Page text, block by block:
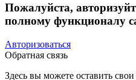
Пожалуйста,
полному функционалу
Авторизоваться
Обратная связь
Здесь вы можете оставить